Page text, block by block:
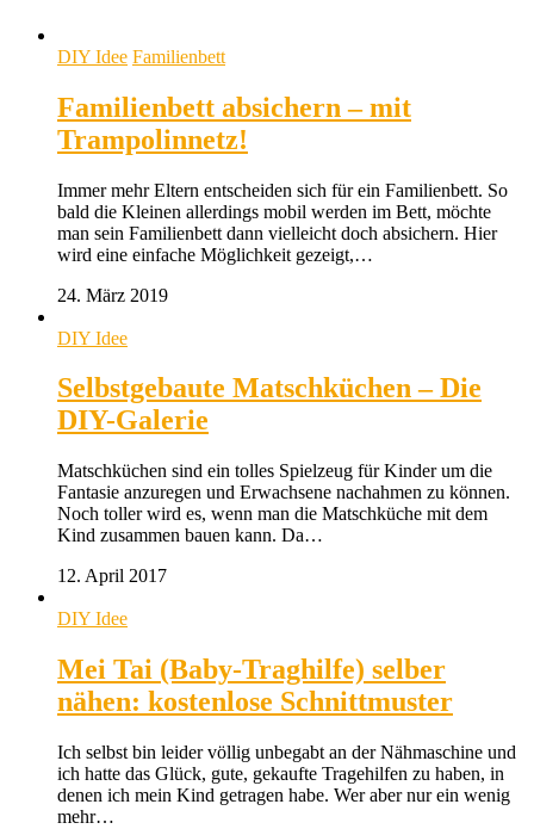
DIY Idee Familienbett
Familienbett absichern – mit
Trampolinnetz!
Immer mehr Eltern entscheiden sich für ein Familienbett. So
bald die Kleinen allerdings mobil werden im Bett, möchte
man sein Familienbett dann vielleicht doch absichern. Hier
wird eine einfache Möglichkeit gezeigt,…
24. März 2019
DIY Idee
Selbstgebaute Matschküchen – Die
DIY-Galerie
Matschküchen sind ein tolles Spielzeug für Kinder um die
Fantasie anzuregen und Erwachsene nachahmen zu können.
Noch toller wird es, wenn man die Matschküche mit dem
Kind zusammen bauen kann. Da…
12. April 2017
DIY Idee
Mei Tai (Baby-Traghilfe) selber
nähen: kostenlose Schnittmuster
Ich selbst bin leider völlig unbegabt an der Nähmaschine und
ich hatte das Glück, gute, gekaufte Tragehilfen zu haben, in
denen ich mein Kind getragen habe. Wer aber nur ein wenig
mehr…